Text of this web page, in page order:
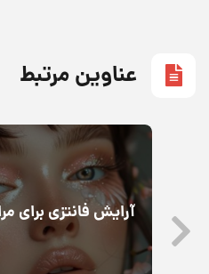
عناوین مرتبط
آرایش فانتزی برای